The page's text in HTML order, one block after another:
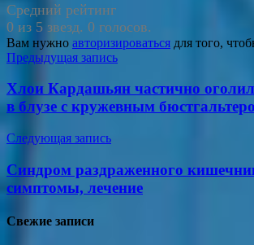
Средний рейтинг
0 из 5 звезд. 0 голосов.
Вам нужно авторизироваться для того,
Навигация
по
записям
Предыдущая запись
Хлои Кардашьян частично
в блузе с кружевным
Следующая запись
Синдром раздраженного
симптомы, лечение
Свежие записи